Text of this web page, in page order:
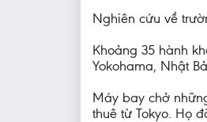
Nghiên cứu về
Khoảng 35 hành
Yokohama, Nhật
Máy bay chở
thuê từ Tokyo. Họ